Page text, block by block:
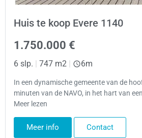
Huis te koop Evere 1140
1.750.000 €
6 slp. | 747 m2 | 6m
In een dynamische gemeente van de
minuten van de NAVO, in het hart van
Meer lezen
Meer info Contact